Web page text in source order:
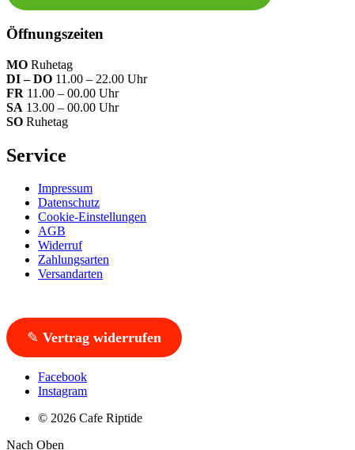
Öffnungszeiten
MO Ruhetag
DI – DO 11.00 – 22.00 Uhr
FR 11.00 – 00.00 Uhr
SA 13.00 – 00.00 Uhr
SO Ruhetag
Service
Impressum
Datenschutz
Cookie-Einstellungen
AGB
Widerruf
Zahlungsarten
Versandarten
✎ Vertrag widerrufen
Facebook
Instagram
© 2026 Cafe Riptide
Nach Oben